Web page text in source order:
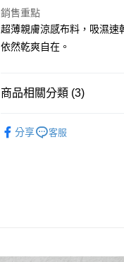
匯豐（台灣）商業銀行
聯邦商業銀行
玉山商業銀行
悠遊付
大哥付你分期
1.本服務由台灣大哥大提供，
2.付款方式選擇「大哥付你分
完成交易。
3.實際核准額度、可分期數及
AFTEE先享後付
相關說明
AFTEE先享後付是「在收到商
便利好安心！
３．收到繳費通知簡訊後14天
ATM付款
銷售重點
超薄親膚涼感布料，吸濕速
依然乾爽自在。
商品相關分類 (3)
分享 客服